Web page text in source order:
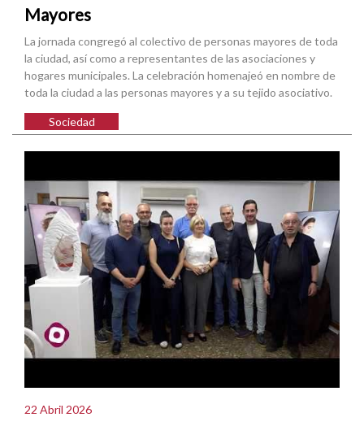
Mayores
La jornada congregó al colectivo de personas mayores de toda
la ciudad, así como a representantes de las asociaciones y
hogares municipales. La celebración homenajeó en nombre de
toda la ciudad a las personas mayores y a su tejido asociativo.
Sociedad
22 Abril 2026